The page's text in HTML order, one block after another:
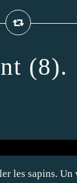
(8).
les sapins.